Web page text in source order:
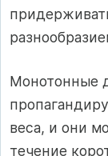
Монотонные
веса, и они
течение